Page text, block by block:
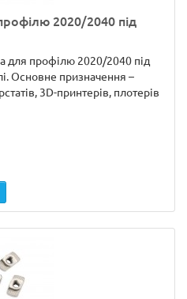
2020/2040 під
для профілю 2020/2040 під
Основне призначення –
3D-принтерів, плотерів